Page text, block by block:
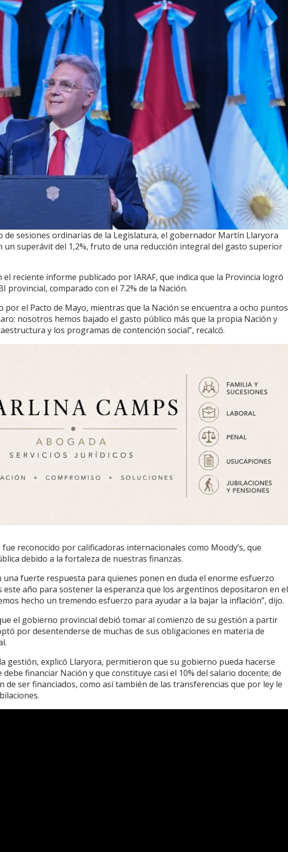
de sesiones ordinarias de la Legislatura, el gobernador Martín Llaryora
un superávit del 1,2%, fruto de una reducción integral del gasto superior
reciente informe publicado por IARAF, que indica que la Provincia logró
provincial, comparado con el 7.2% de la Nación.
por el Pacto de Mayo, mientras que la Nación se encuentra a ocho puntos
nosotros hemos bajado el gasto público más que la propia Nación y
y los programas de contención social”, recalcó.
reconocido por calificadoras internacionales como Moody’s, que
debido a la fortaleza de nuestras finanzas.
una fuerte respuesta para quienes ponen en duda el enorme esfuerzo
año para sostener la esperanza que los argentinos depositaron en el
hecho un tremendo esfuerzo para ayudar a la bajar la inflación”, dijo.
el gobierno provincial debió tomar al comienzo de su gestión a partir
por desentenderse de muchas de sus obligaciones en materia de
gestión, explicó Llaryora, permitieron que su gobierno pueda hacerse
financiar Nación y que constituye casi el 10% del salario docente; de
de ser financiados, como así también de las transferencias que por ley le